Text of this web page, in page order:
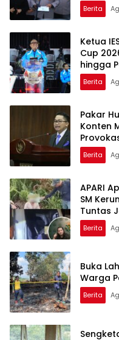
Berita
Ketua
Cup
hingga
Berita
Pakar
Konten
Berita
APARI
SM
Tuntas
Berita
Buka
Warga
Berita